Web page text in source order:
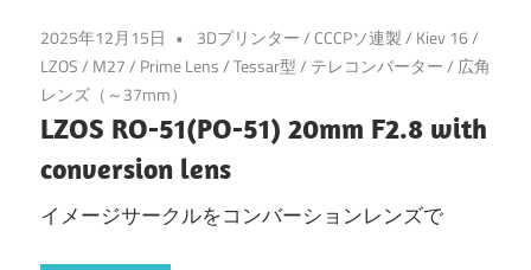
2025年12月15日 3Dプリンター/ CCCPソ連製/ Kiev 16/
LZOS/ M27/ Prime Lens/Tessar型/ テレコンバーター/ 広角
レンズ（～37mm）
LZOS RO-51(PO-51) 20mm F2.8 with
conversion lens
イメージサークルをコンバーションレンズで